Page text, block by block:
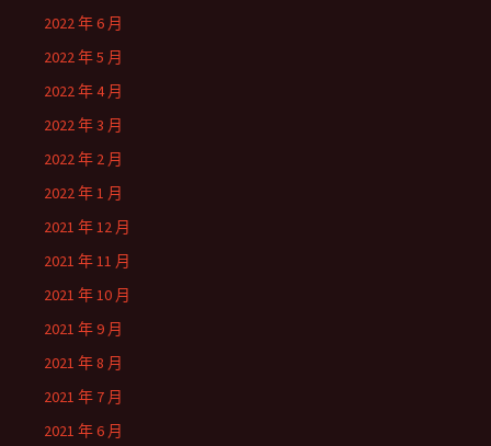
2022 年 6 月
2022 年 5 月
2022 年 4 月
2022 年 3 月
2022 年 2 月
2022 年 1 月
2021 年 12 月
2021 年 11 月
2021 年 10 月
2021 年 9 月
2021 年 8 月
2021 年 7 月
2021 年 6 月